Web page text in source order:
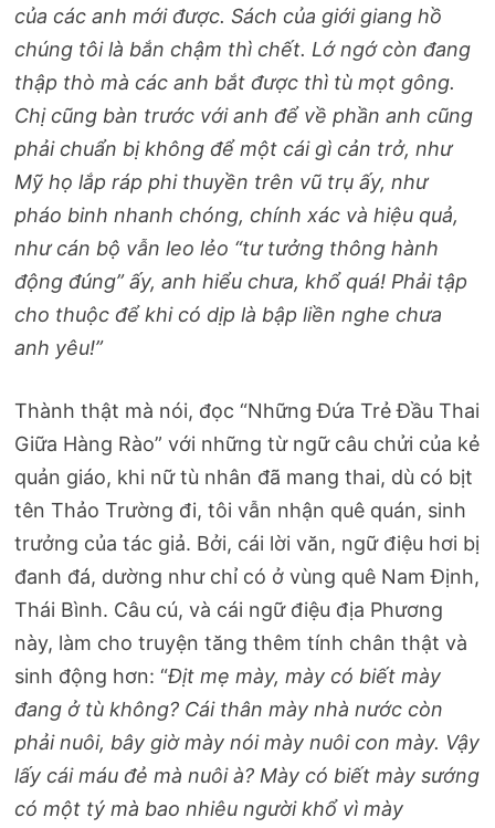
của các anh mới được. Sách của giới giang hồ
chúng tôi là bắn chậm thì chết. Lớ ngớ còn đang
thập thò mà các anh bắt được thì tù mọt gông.
Chị cũng bàn trước với anh để về phần anh cũng
phải chuẩn bị không để một cái gì cản trở, như
Mỹ họ lắp ráp phi thuyền trên vũ trụ ấy, như
pháo binh nhanh chóng, chính xác và hiệu quả,
như cán bộ vẫn leo lẻo “tư tưởng thông hành
động đúng” ấy, anh hiểu chưa, khổ quá! Phải tập
cho thuộc để khi có dịp là bập liền nghe chưa
anh yêu!”
Thành thật mà nói, đọc “Những Đứa Trẻ Đầu Thai
Giữa Hàng Rào” với những từ ngữ câu chửi của kẻ
quản giáo, khi nữ tù nhân đã mang thai, dù có bịt
tên Thảo Trường đi, tôi vẫn nhận quê quán, sinh
trưởng của tác giả. Bởi, cái lời văn, ngữ điệu hơi bị
đanh đá, dường như chỉ có ở vùng quê Nam Định,
Thái Bình. Câu cú, và cái ngữ điệu địa Phương
này, làm cho truyện tăng thêm tính chân thật và
sinh động hơn: “Địt mẹ mày, mày có biết mày
đang ở tù không? Cái thân mày nhà nước còn
phải nuôi, bây giờ mày nói mày nuôi con mày. Vậy
lấy cái máu đẻ mà nuôi à? Mày có biết mày sướng
có một tý mà bao nhiêu người khổ vì mày